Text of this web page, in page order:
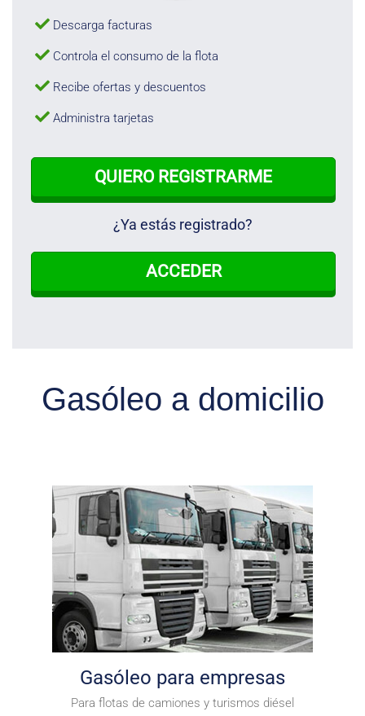
Descarga facturas
Controla el consumo de la flota
Recibe ofertas y descuentos
Administra tarjetas
QUIERO REGISTRARME
¿Ya estás registrado?
ACCEDER
Gasóleo a domicilio
Gasóleo para empresas
Para flotas de camiones y turismos diésel